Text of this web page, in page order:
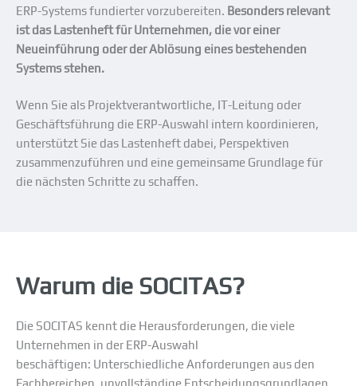
ERP-Systems fundierter vorzubereiten. Besonders relevant
ist das Lastenheft für Unternehmen, die vor einer
Neueinführung oder der Ablösung eines bestehenden
Systems stehen.
Wenn Sie als Projektverantwortliche, IT-Leitung oder
Geschäftsführung die ERP-Auswahl intern koordinieren,
unterstützt Sie das Lastenheft dabei, Perspektiven
zusammenzuführen und eine gemeinsame Grundlage für
die nächsten Schritte zu schaffen.
Warum die SOCITAS?
Die SOCITAS kennt die Herausforderungen, die viele
Unternehmen in der ERP-Auswahl
beschäftigen: Unterschiedliche Anforderungen aus den